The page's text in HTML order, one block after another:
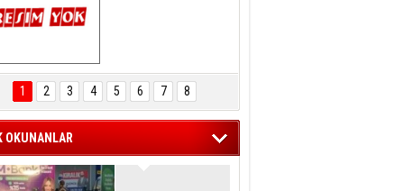
ENGELSİZ
FESTİVALİ
KONSERİ
MEST
1 2 3 4 5 6 7 8
OKUNANLAR